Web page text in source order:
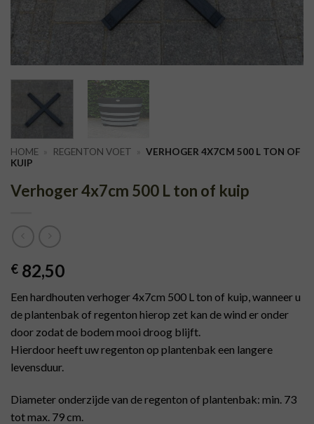
HOME » REGENTON VOET » VERHOGER 4X7CM 500 L TON OF
KUIP
Verhoger 4x7cm 500 L ton of kuip
€ 82,50
Een hardhouten verhoger 4x7cm 500 L ton of kuip, wanneer u
de plantenbak of regenton hierop zet kan de wind er onder
door zodat de bodem mooi droog blijft.
Hierdoor heeft uw regenton op plantenbak een langere
levensduur.
Diameter onderzijde van de regenton of plantenbak: min. 73
tot max. 79 cm.